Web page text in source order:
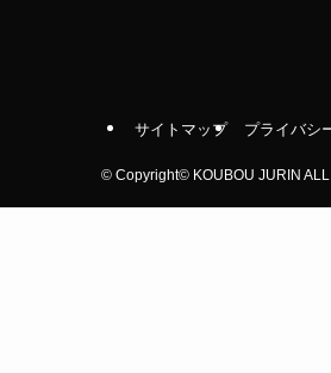
サイトマップ プライバシ
©Copyright© KOUBOU JURIN